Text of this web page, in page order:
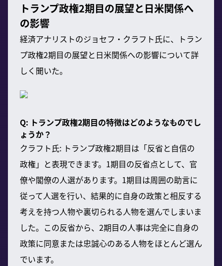
トランプ政権2期目の展望と日米関係へ
の影響
経済アナリストのジョセフ・クラフト氏に、トラン
プ政権2期目の展望と日米関係への影響について詳
しく聞いた。
Q: トランプ政権2期目の特徴はどのようなものでし
ょうか？
クラフト氏: トランプ政権2期目は「反省と自信の
政権」と表現できます。1期目の反省点として、官
僚や閣僚の人選があります。1期目は周囲の助言に
従って人選を行い、結果的に自身の政策と相反する
考えを持つ人物や裏切られる人物を選んでしまいま
した。この反省から、2期目の人事は完全に自身の
政策に同意または忠誠心のある人物をほとんど選ん
でいます。